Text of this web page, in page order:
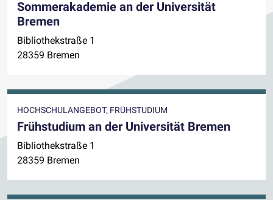
Sommerakademie an der Universität
Bremen
Bibliothekstraße 1
28359 Bremen
HOCHSCHULANGEBOT, FRÜHSTUDIUM
Frühstudium an der Universität Bremen
Bibliothekstraße 1
28359 Bremen